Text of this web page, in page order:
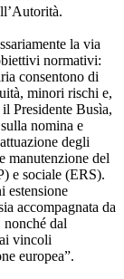
la via
normativi:
consentono di
minori rischi e,
Presidente Busìa,
nomina e
degli
manutenzione del
e sociale (ERS).
estensione
accompagnata da
dal
vincoli
europea”.